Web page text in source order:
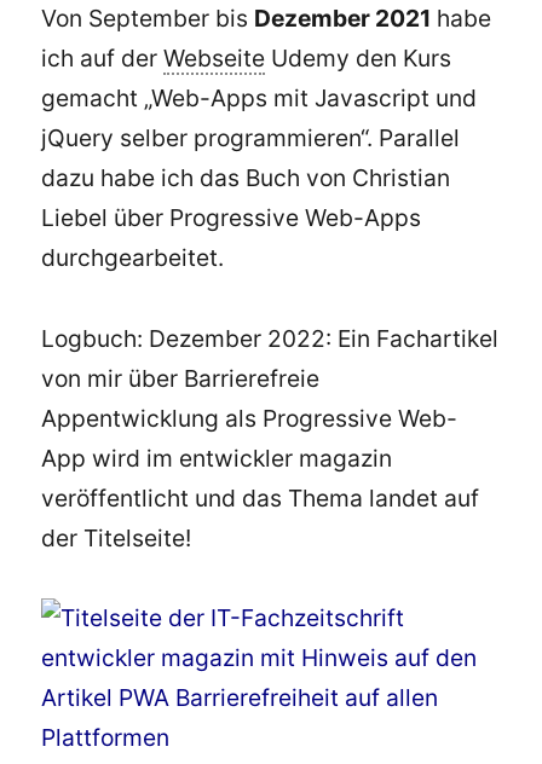
Von September bis Dezember 2021 habe
ich auf derWebseite Udemy den Kurs
gemacht „Web-Apps mit Javascript und
jQuery selber programmieren“. Parallel
dazu habe ich das Buch von Christian
Liebel über Progressive Web-Apps
durchgearbeitet.
Logbuch: Dezember 2022: Ein Fachartikel
von mir über Barrierefreie
Appentwicklung als Progressive Web-
App wird im entwickler magazin
veröffentlicht und das Thema landet auf
der Titelseite!